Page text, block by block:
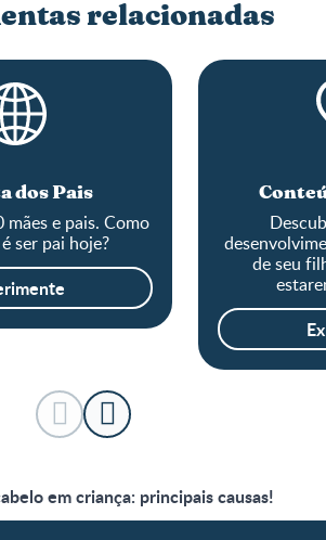
relacionadas
dos Pais
mães e pais. Como
ser pai hoje?
de seu
em criança: principais causas!